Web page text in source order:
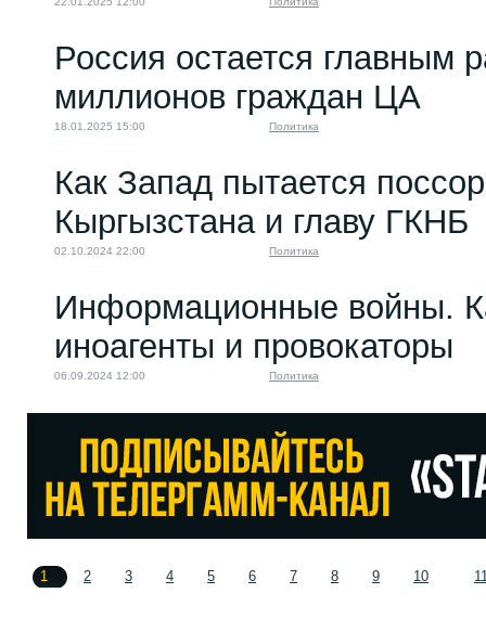
Россия остается главным
миллионов граждан ЦА
18.01.2025 15:00 Политика
Как Запад пытается
Кыргызстана и главу ГКНБ
02.10.2024 22:00 Политика
Информационные войны.
иноагенты и провокаторы
06.09.2024 12:00 Политика
1 2 3 4 5 6 7 8 9 10